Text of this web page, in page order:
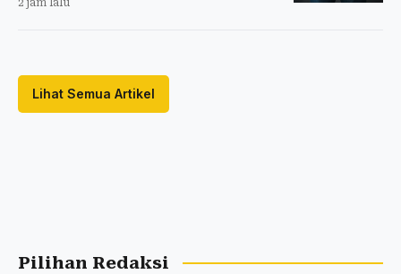
Lihat Semua Artikel
Pilihan Redaksi